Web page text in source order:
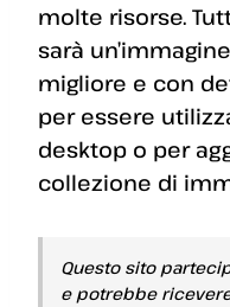
molte risorse.
sarà
migliore e con
per essere
desktop o per
collezione di
Questo sito
e potrebbe